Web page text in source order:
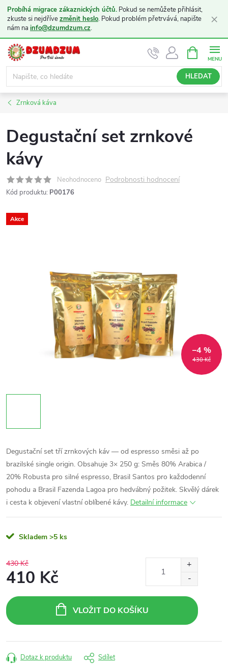
Probíhá migrace zákaznických účtů. Pokud se nemůžete přihlásit,
zkuste si nejdřívezměnit heslo. Pokud problém přetrvává, napište
nám na info@dzumdzum.cz.
×
Přejít
obsah
HLEDAT
NÁKUPNÍ
KOŠÍK
Zrnková káva
Degustační set zrnkové
kávy
Neohodnoceno Podrobnosti hodnocení
Kód produktu: P00176
Akce
430 Kč
–4 %
Degustační set tří zrnkových káv — od espresso směsi až po
brazilské single origin. Obsahuje 3× 250 g: Směs 80% Arabica /
20% Robusta pro silné espresso, Brasil Santos pro každodenní
pohodu a Brasil Fazenda Lagoa pro hedvábný požitek. Skvělý dárek
i cesta k objevení vlastní oblíbené kávy. Detailní informace
Skladem >5 ks
430 Kč
410 Kč
cena:
VLOŽIT DO KOŠÍKU
Dotaz k produktu Sdílet